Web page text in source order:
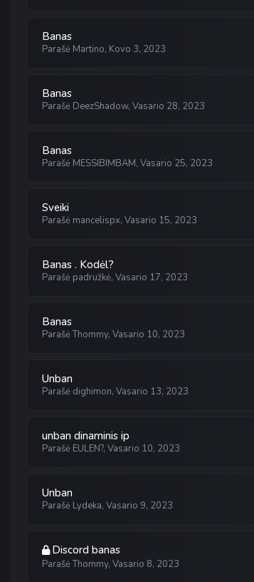
Banas
Parašė Martino, Kovo 3, 2023
Banas
Parašė DeezShadow, Vasario 28, 2023
Banas
Parašė MESSIBIMBAM, Vasario 25, 2023
Sveiki
Parašė mancelispx, Vasario 15, 2023
Banas . Kodėl?
Parašė padružkė, Vasario 17, 2023
Banas
ParašėThommy, Vasario 10, 2023
Unban
Parašė dighimon, Vasario 13, 2023
unban dinaminis ip
Parašė EULEN?, Vasario 10, 2023
Unban
Parašė Lydeka, Vasario 9, 2023
Discord banas
ParašėThommy, Vasario 8, 2023